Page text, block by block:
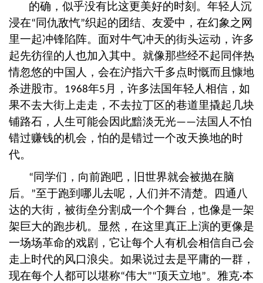
的确，似乎没有比这更美好的时刻。年轻人沉
浸在“ 同仇敌忾”织起的团结、友爱中，在幻象之网
里一起冲锋陷阵。面对牛气冲天的街头运动，许多
起先彷徨的人也加入其中。就像那些经不起同伴热
情忽悠的中国人，会在沪指六千多点时慨而且慷地
杀进股市。
1968年5 月，许多法国年轻人相信，如
果不去大街上走走，不去拉丁区的巷道里撬起几块
铺路石，人生可能会因此黯淡无光——法国人不怕
错过赚钱的机会，怕的是错过一个改天换地的时
代。
“ 同学们，向前跑吧，旧世界就会被抛在脑
后。
”至于跑到哪儿去呢，人们并不清楚。四通八
达的大街，被街垒分割成一个个舞台，也像是一架
架巨大的跑步机。显然，在这里真正上演的更像是
一场场革命的戏剧，它让每个人有机会相信自己会
走上时代的风口浪尖。如果说过去是平庸的一群，
现在每个人都可以堪称“伟大”“顶天立地”。雅克·本